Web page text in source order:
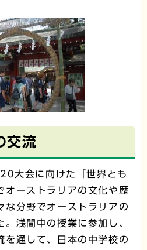
交流
大会に向けた「世界とも
オーストラリアの文化や歴
な分野でオーストラリアの
浅間中の授業に参加し、
を通して、日本の中学校の